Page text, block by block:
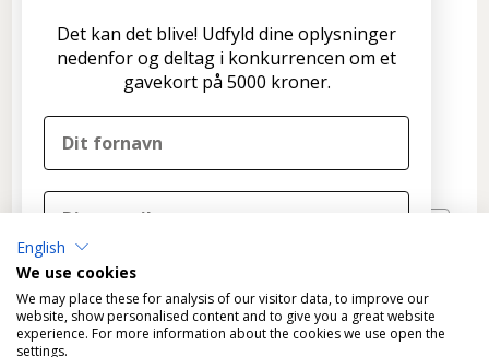
Formervangen 17
2600 Glostrup
Nyhedsbrev
English
We use cookies
We may place these for analysis of our visitor data, to improve our
website, show personalised content and to give you a great website
experience. For more information about the cookies we use open the
settings.
Det kan det blive! Udfyld dine oplysninger
nedenfor og deltag i konkurrencen om et
gavekort på 5000 kroner.
DELTAG I KONKURRENCEN
Nej tak, det skal ikke være mig